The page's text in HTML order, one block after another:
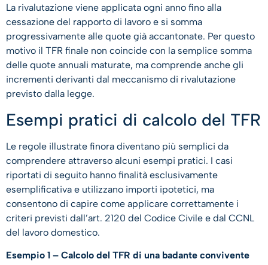
La rivalutazione viene applicata ogni anno fino alla
cessazione del rapporto di lavoro e si somma
progressivamente alle quote già accantonate. Per questo
motivo il TFR finale non coincide con la semplice somma
delle quote annuali maturate, ma comprende anche gli
incrementi derivanti dal meccanismo di rivalutazione
previsto dalla legge.
Esempi pratici di calcolo del TFR
Le regole illustrate finora diventano più semplici da
comprendere attraverso alcuni esempi pratici. I casi
riportati di seguito hanno finalità esclusivamente
esemplificativa e utilizzano importi ipotetici, ma
consentono di capire come applicare correttamente i
criteri previsti dall’art. 2120 del Codice Civile e dal CCNL
del lavoro domestico.
Esempio 1 – Calcolo del TFR di una badante convivente